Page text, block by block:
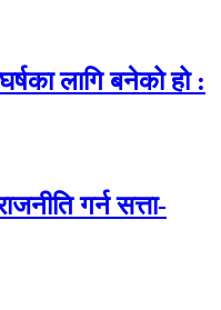
लागि बनेको हो :
गर्न सत्ता-